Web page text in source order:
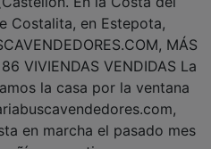
Costalita, en Estepota,
MÁS
VIVIENDAS VENDIDAS La
la casa por la ventana
en marcha el pasado mes
y que tiene como